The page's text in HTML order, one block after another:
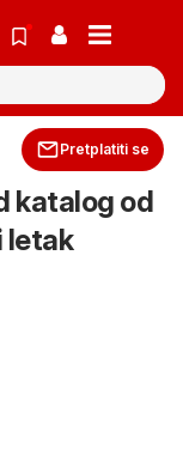
Pretplatiti se
katalog od
letak